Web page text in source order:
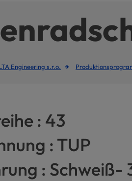
Engineering s.r.o.
: 43
: TUP
: Schweiß-